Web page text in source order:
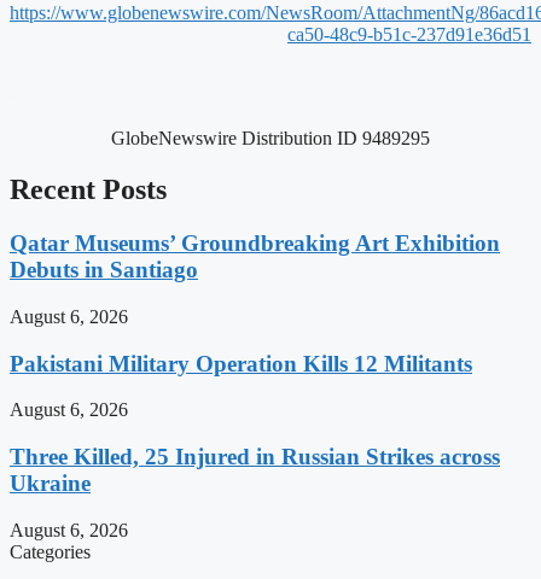
https://www.globenewswire.com/NewsRoom/AttachmentNg/
ca50-48c9-b51c-237d91e36d51
GlobeNewswire Distribution ID 9489295
Recent Posts
Qatar Museums’ Groundbreaking Art Exhibition
Debuts in Santiago
August 6, 2026
Pakistani Military Operation Kills 12 Militants
August 6, 2026
Three Killed, 25 Injured in Russian Strikes across
Ukraine
August 6, 2026
Categories